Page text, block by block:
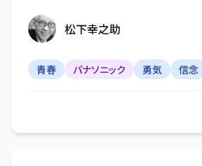
松下幸之助
青春 パナソニック 勇気 信念